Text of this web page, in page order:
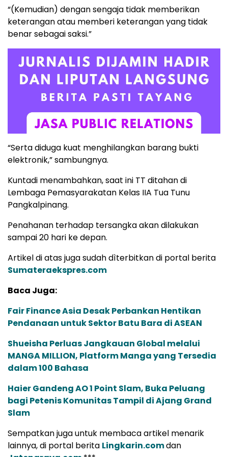
“(Kemudian) dengan sengaja tidak memberikan
keterangan atau memberi keterangan yang tidak
benar sebagai saksi.”
“Serta diduga kuat menghilangkan barang bukti
elektronik,” sambungnya.
Kuntadi menambahkan, saat ini TT ditahan di
Lembaga Pemasyarakatan Kelas IIA Tua Tunu
Pangkalpinang.
Penahanan terhadap tersangka akan dilakukan
sampai 20 hari ke depan.
Artikel di atas juga sudah dìterbitkan di portal berita
Sumateraekspres.com
Baca Juga:
Fair Finance Asia Desak Perbankan Hentikan
Pendanaan untuk Sektor Batu Bara di ASEAN
Shueisha Perluas Jangkauan Global melalui
MANGA MILLION, Platform Manga yang Tersedia
dalam 100 Bahasa
Haier Gandeng AO 1 Point Slam, Buka Peluang
bagi Petenis Komunitas Tampil di Ajang Grand
Slam
Sempatkan juga untuk membaca artikel menarik
lainnya, di portal berita Lingkarin.comdan